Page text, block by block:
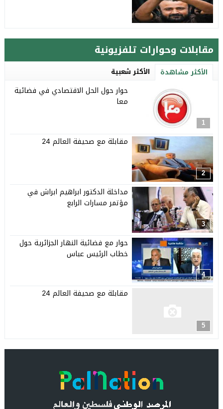
مقابلات وحوارات تلفزيونية
الأكثر مشاهدة الأكثر شعبية
1
حوار حول الحل الاقتصادي في فضائية
معا
2
مقابلة مع صحيفة العالم 24
3
مداخلة الدكتور ابراهيم ابراش في
مؤتمر مسارات الرابع
4
حوار مع فضائية النهار الجزائرية حول
خطاب الرئيس عباس
5
مقابلة مع صحيفة العالم 24